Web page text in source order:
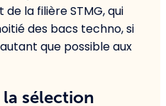
la filière STMG, qui
des bacs techno, si
que possible aux
sélection